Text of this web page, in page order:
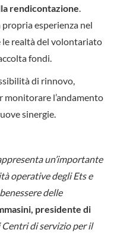
rendicontazione.
esperienza nel
le realtà del volontariato
fondi.
di rinnovo,
monitorare l’andamento
sinergie.
un’importante
operative degli Ets e
delle
presidente di
Centri di servizio per il